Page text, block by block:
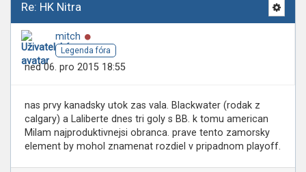
Re: HK Nitra
mitch
Legenda fóra
ned 06. pro 2015 18:55
nas prvy kanadsky utok zas vala. Blackwater (rodak z
calgary) a Laliberte dnes tri goly s BB. k tomu american
Milam najproduktivnejsi obranca. prave tento zamorsky
element by mohol znamenat rozdiel v pripadnom playoff.